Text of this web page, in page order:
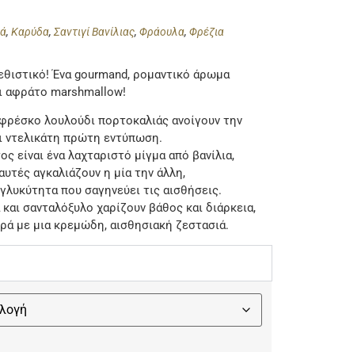
,Καρύδα,Σαντιγί Βανίλιας,Φράουλα,Φρέζια
Ένα gourmand, ρομαντικό άρωμα
αφράτο marshmallow!
λουλούδι πορτοκαλιάς ανοίγουν την
ντελικάτη πρώτη εντύπωση.
είναι ένα λαχταριστό μίγμα από βανίλια,
αγκαλιάζουν η μία την άλλη,
που σαγηνεύει τις αισθήσεις.
σανταλόξυλο χαρίζουν βάθος και διάρκεια,
με μια κρεμώδη, αισθησιακή ζεστασιά.